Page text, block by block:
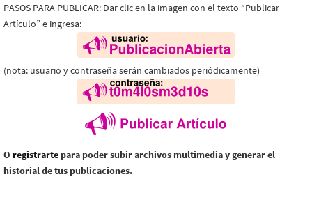
PASOS PARA PUBLICAR: Dar clic en la imagen con el texto “Publicar
Artículo” e ingresa:
(nota: usuario y contraseña serán cambiados periódicamente)
O registrarte para poder subir archivos multimedia y generar el
historial de tus publicaciones.